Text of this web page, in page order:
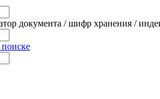
документа / шифр хранения /